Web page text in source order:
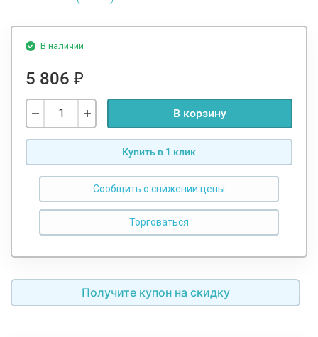
В наличии
5 806 ₽
В корзину
Купить в 1 клик
Сообщить о снижении цены
Получите купон на скидку